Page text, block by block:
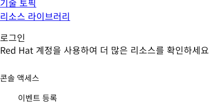
리소스 라이브러리
로그인
Red Hat 계정을 사용하여 더 많은 리소스를 확인하세요
콘솔 액세스
이벤트 등록